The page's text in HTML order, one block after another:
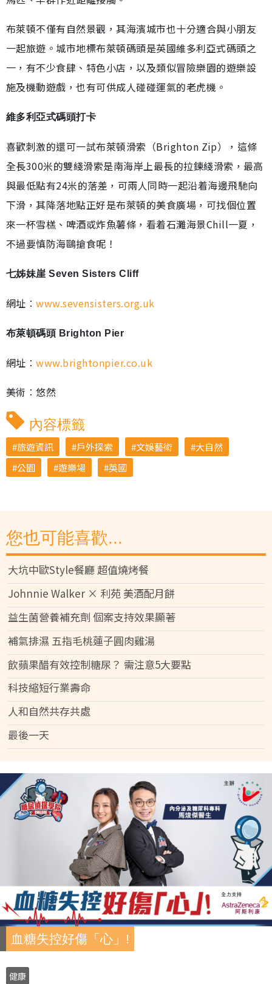
布萊頓不僅有自然景觀，其海濱城市也十分適合與小朋友
一起旅遊。城市地標布萊頓碼頭是英國維多利亞式碼頭之
一，有不少食肆、特色小店，以及類似冒險樂園的遊樂設
施及機動遊戲，也有可供成人碰碰運氣的老虎機。
維多利亞式碼頭打卡
喜歡刺激的還可一試布萊頓滑索（Brighton Zip），這條
全長300米的雙綫滑索是南海岸上最長的拉鍊綫滑索，最高
與最低點有24米的落差，可兩人同時一起沿着海邊飛馳向
下滑，其降落地點正好是布萊頓的美食廣場，可找個位置
來一杯雪榚、啤酒或炸魚薯條，看着石灘海景Chill一夏，
不過要慎防海鷗搶食呢！
七姊妹崖 Seven Sisters Cliff
網址︰www.sevensisters.org.uk
布萊頓碼頭 Brighton Pier
網址︰www.brightonpier.co.uk
美術︰悠然
內容標籤
旅遊資訊 戶外探索 文娛藝術
大自然
公園
遊樂場 英國
您也可能喜歡...
大坑中歐Style餐廳 超值燒烤餐
Johnnie Walker × 利苑 美酒配月餅
益生菌營養補充劑 個案支持效果顯著
補氣排濕 五指毛桃蓮子圓肉雞湯
飲蘋果醋有效控制糖尿？ 需注意5大要點
科技縮短行業壽命
人和自然共存共處
最後一天
血糖失控好傷「心」!
健康